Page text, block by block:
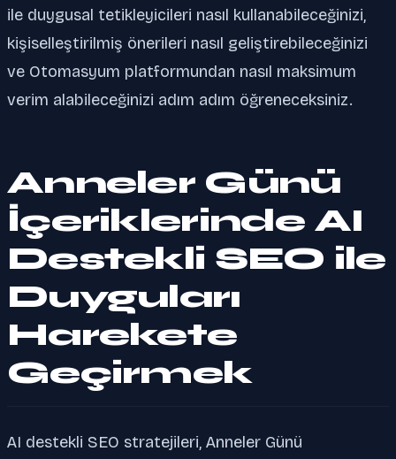
ile duygusal tetikleyicileri nasıl kullanabileceğinizi,
kişiselleştirilmiş önerileri nasıl geliştirebileceğinizi
ve Otomasyum platformundan nasıl maksimum
verim alabileceğinizi adım adım öğreneceksiniz.
Anneler Günü
İçeriklerinde AI
Destekli SEO ile
Duyguları
Harekete
Geçirmek
AI destekli SEO stratejileri, Anneler Günü